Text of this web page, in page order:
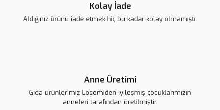
Kolay İade
Aldığınız ürünü iade etmek hiç bu kadar kolay olmamıştı.
Anne Üretimi
Gıda ürünlerimiz Lösemiden iyileşmiş çocuklarımızın
anneleri tarafından üretilmiştir.